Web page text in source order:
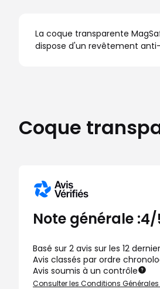
La coque transparente
dispose d'un revêtement
Coque
Note générale :4/
Basé sur 2 avis sur les 12
Avis classés par ordre
Avis soumis à un contrôle
Consulter les Conditions